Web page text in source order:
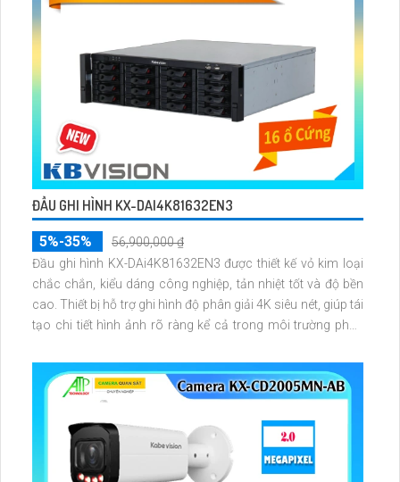
ĐẦU GHI HÌNH KX-DAI4K81632EN3
5%-35%
56,900,000 ₫
Đầu ghi hình KX-DAi4K81632EN3 được thiết kế vỏ kim loại
chắc chắn, kiểu dáng công nghiệp, tản nhiệt tốt và độ bền
cao. Thiết bị hỗ trợ ghi hình độ phân giải 4K siêu nét, giúp tái
tạo chi tiết hình ảnh rõ ràng kể cả trong môi trường phức